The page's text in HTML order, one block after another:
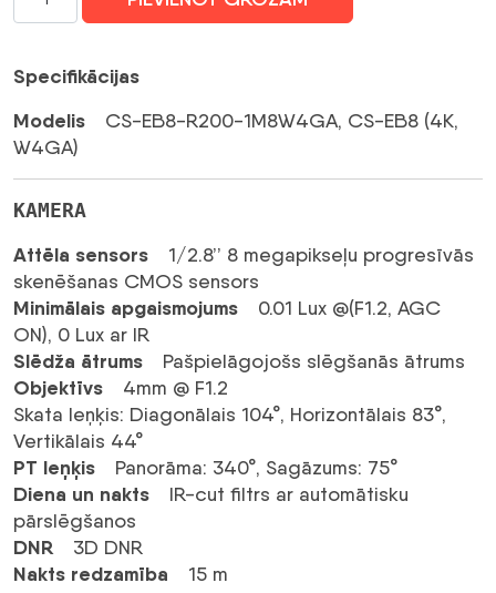
EB8
4K
8MP
PTZ
IP
komplekts,
ar
saules
paneli
un
128
GB
microSD
(CS
EB8
PRO)
daudzums
Specifikācijas
Modelis CS-EB8-R200-1M8W4GA, CS-EB8 (4K,
W4GA)
KAMERA
Attēla sensors 1/2.8’’ 8 megapikseļu progresīvās
skenēšanas CMOS sensors
Minimālais apgaismojums 0.01 Lux @(F1.2, AGC
ON), 0 Lux ar IR
Slēdža ātrums Pašpielāgojošs slēgšanās ātrums
Objektīvs 4mm @ F1.2
Skata leņķis: Diagonālais 104°, Horizontālais 83°,
Vertikālais 44°
PT leņķis Panorāma: 340°, Sagāzums: 75°
Diena un nakts IR-cut filtrs ar automātisku
pārslēgšanos
DNR 3D DNR
Nakts redzamība 15 m